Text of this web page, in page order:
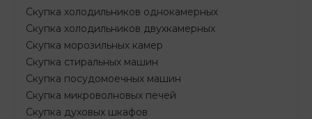
Скупка холодильников однокамерных
Скупка холодильников двухкамерных
Скупка морозильных камер
Скупка стиральных машин
Скупка посудомоечных машин
Скупка микроволновых печей
Скупка духовых шкафов